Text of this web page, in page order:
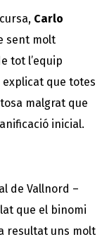
Carlo
sent molt
tot l’equip
que totes
malgrat que
inicial.
de Vallnord –
que el binomi
resultat uns molt